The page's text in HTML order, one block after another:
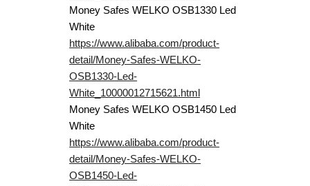
Money Safes WELKO OSB1330 Led
White
https://www.alibaba.com/product-
detail/Money-Safes-WELKO-
OSB1330-Led-
White_10000012715621.html
Money Safes WELKO OSB1450 Led
White
https://www.alibaba.com/product-
detail/Money-Safes-WELKO-
OSB1450-Led-